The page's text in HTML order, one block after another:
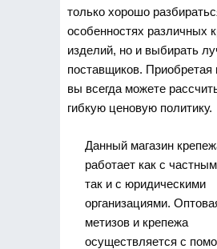
только хорошо
особенностях различных
изделий, но и выбирать
поставщиков. Приобретая
вы всегда можете
гибкую ценовую политику.
Данный магазин
работает как с
так и с юридическими
организациями.
метизов и крепежа
осуществляется с